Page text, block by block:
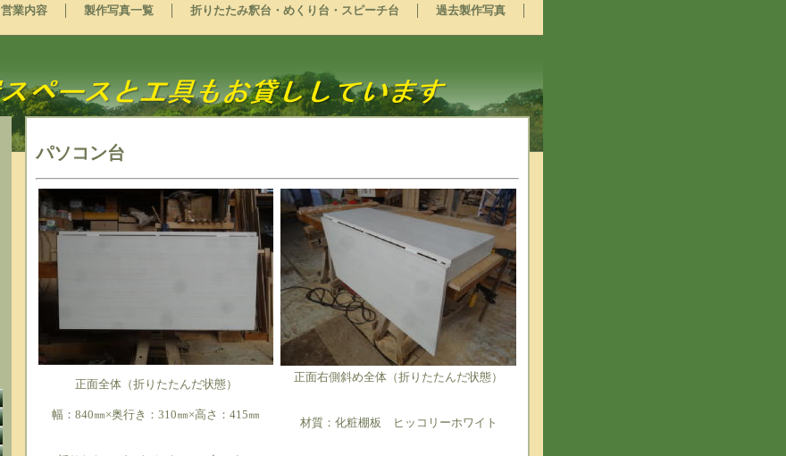
営業内容 製作写真一覧 折りたたみ釈台・めくり台・スピーチ台
過去製作写真
パソコン台
正面全体（折りたたんだ状態）
幅：840㎜×奥行き：310㎜×高さ：415㎜
正面右側斜め全体（折りたたんだ状態）
材質：化粧棚板 ヒッコリーホワイト